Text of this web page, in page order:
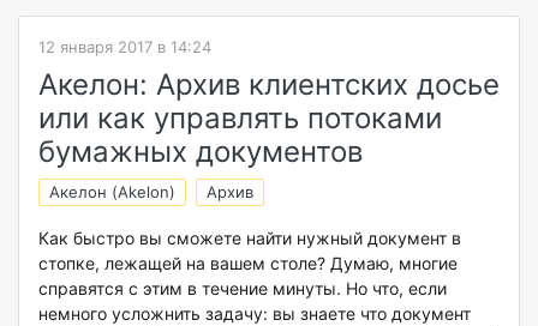
12 января 2017 в 14:24
Акелон: Архив клиентских досье
или как управлять потоками
бумажных документов
Акелон (Akelon) Архив
Как быстро вы сможете найти нужный документ в
стопке, лежащей на вашем столе? Думаю, многие
справятся с этим в течение минуты. Но что, если
немного усложнить задачу: вы знаете что документ